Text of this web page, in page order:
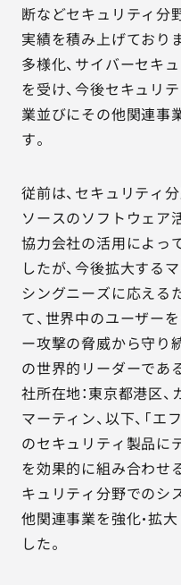
セミナー・イベント
事例紹介
品質コラム
サービス詳細資料
サービスお
03-
（平
※その他のご
断などセキュリティ分
実績を積み上げており
多様化、サイバーセキ
を受け、今後セキュリ
業並びにその他関連事
す。
従前は、セキュリティ
ソースのソフトウェア
協力会社の活用によっ
したが、今後拡大する
シングニーズに応える
て、世界中のユーザー
ー攻撃の脅威から守り
の世界的リーダーであ
社所在地：東京都港区
マーティン、以下、「エ
のセキュリティ製品に
を効果的に組み合わせ
キュリティ分野でのシ
他関連事業を強化・拡
した。